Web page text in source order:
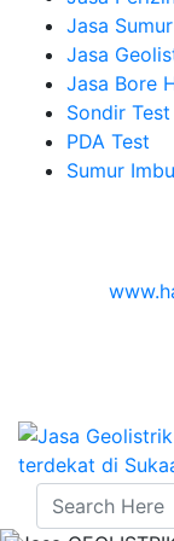
Jasa
Jasa
Jasa Bore
Sondir Test
PDA Test
Sumur
Izin SIPA Air